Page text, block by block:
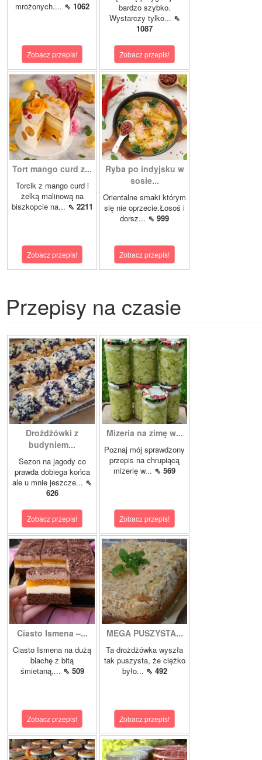
mrożonych.... ⇖ 1062
Zobacz przepis!
bardzo szybko.
Wystarczy tylko... ⇖
1087
Zobacz przepis!
Tort mango curd z...
Torcik z mango curd i
żelką malinową na
biszkopcie na... ⇖ 2211
Zobacz przepis!
Ryba po indyjsku w
sosie...
Orientalne smaki którym
się nie oprzecie.Łosoś i
dorsz... ⇖ 999
Zobacz przepis!
Przepisy na czasie
Drożdżówki z
budyniem...
Sezon na jagody co
prawda dobiega końca
ale u mnie jeszcze... ⇖
626
Zobacz przepis!
Mizeria na zimę w...
Poznaj mój sprawdzony
przepis na chrupiącą
mizerię w... ⇖ 569
Zobacz przepis!
Ciasto Ismena –...
Ciasto Ismena na dużą
blachę z bitą
śmietaną,... ⇖ 509
Zobacz przepis!
MEGA PUSZYSTA...
Ta drożdżówka wyszła
tak puszysta, że ciężko
było... ⇖ 492
Zobacz przepis!